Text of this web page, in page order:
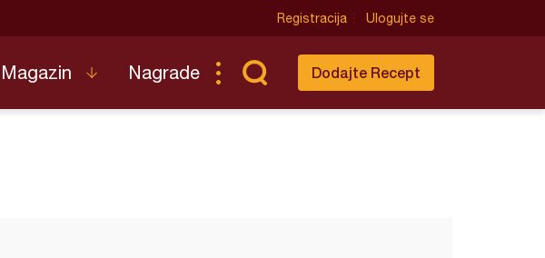
Registracija Ulogujte se
Magazin Nagrade Dodajte Recept